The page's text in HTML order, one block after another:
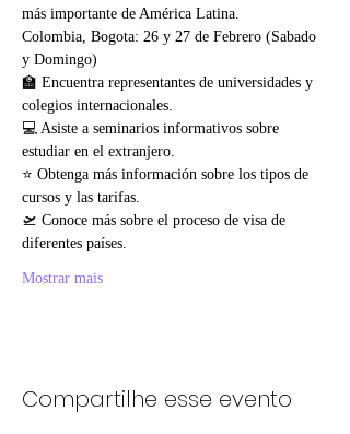
más importante de América Latina.
Colombia, Bogota: 26 y 27 de Febrero (Sabado
y Domingo)
🏫 Encuentra representantes de universidades y
colegios internacionales.
💻 Asiste a seminarios informativos sobre
estudiar en el extranjero.
⭐ Obtenga más información sobre los tipos de
cursos y las tarifas.
🛫 Conoce más sobre el proceso de visa de
diferentes países.
Mostrar mais
Compartilhe esse evento